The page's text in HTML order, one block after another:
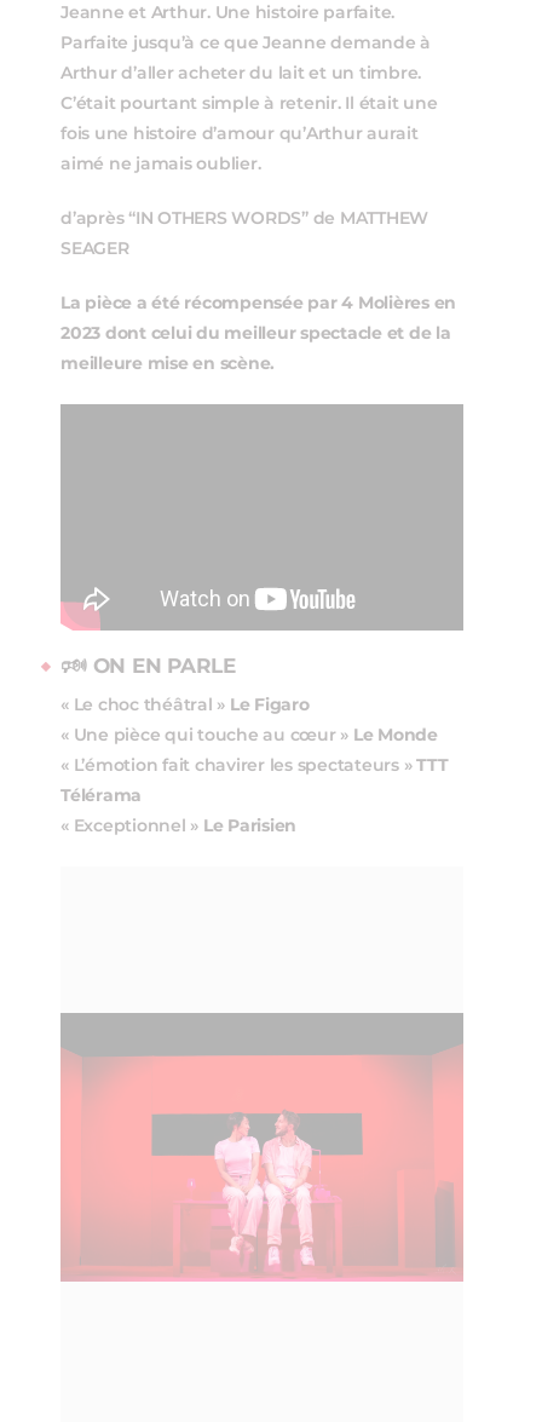
Jeanne et Arthur. Une histoire parfaite.
Parfaite jusqu’à ce que Jeanne demande à
Arthur d’aller acheter du lait et un timbre.
C’était pourtant simple à retenir. Il était une
fois une histoire d’amour qu’Arthur aurait
aimé ne jamais oublier.
d’après “IN OTHERS WORDS” de MATTHEW
SEAGER
La pièce a été récompensée par 4 Molières en
2023 dont celui du meilleur spectacle et de la
meilleure mise en scène.
🕬 ON EN PARLE
« Le choc théâtral » Le Figaro
« Une pièce qui touche au cœur » Le Monde
« L’émotion fait chavirer les spectateurs » TTT
Télérama
« Exceptionnel » Le Parisien